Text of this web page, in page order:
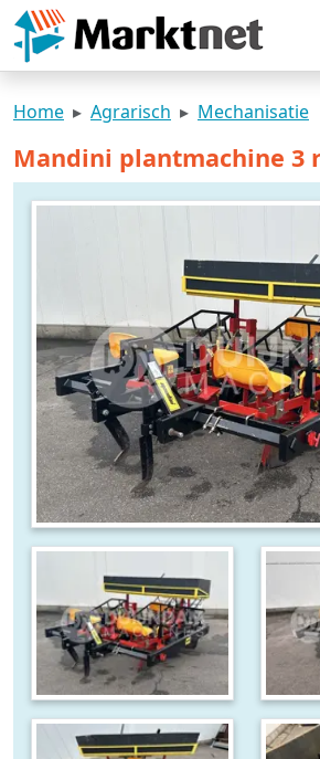
Home Agrarisch Mechanisatie
Mandini plantmachine 3